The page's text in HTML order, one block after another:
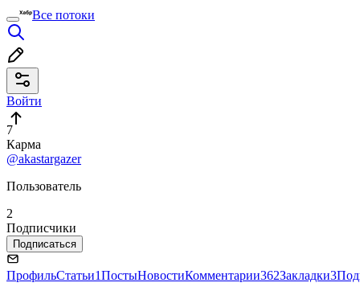
Все потоки
Войти
7
Карма
@akastargazer
Пользователь
2
Подписчики
Подписаться
ПрофильСтатьи1ПостыНовостиКомментарии362Закладки3